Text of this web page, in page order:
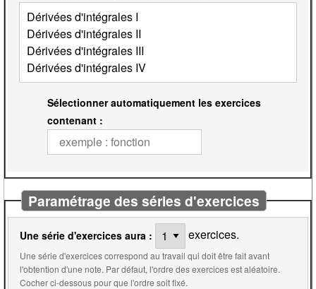
Sélectionner automatiquement les exercices
contenant :
Paramétrage des séries d'exercices
Une série d'exercices aura : exercices.
Une série d'exercices correspond au travail qui doit être fait avant
l'obtention d'une note. Par défaut, l'ordre des exercices est aléatoire.
Cocher ci-dessous pour que l'ordre soit fixé.